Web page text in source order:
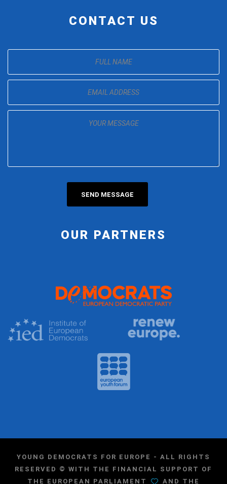
CONTACT US
OUR PARTNERS
YOUNG DEMOCRATS FOR EUROPE - ALL RIGHTS
RESERVED © WITH THE FINANCIAL SUPPORT OF
THE EUROPEAN PARLIAMENT
AND THE